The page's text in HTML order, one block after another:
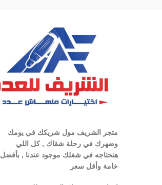
متجر الشريف مول شريكك في يومك
وضهرك في رحلة شقاك , كل اللي
هتحتاجه في شغلك موجود عندنا , بأفضل
خامة وأقل سعر